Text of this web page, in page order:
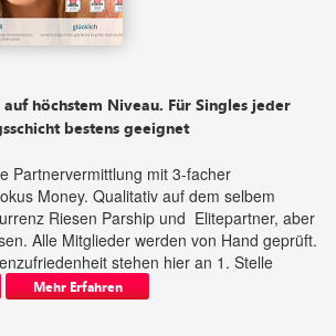
höchstem Niveau. Für Singles jeder
bestens geeignet
Partnervermittlung mit 3-facher
Money. Qualitativ auf dem selbem
Riesen Parship und Elitepartner, aber
Alle Mitglieder werden von Hand geprüft.
stehen hier an 1. Stelle
Mehr Erfahren